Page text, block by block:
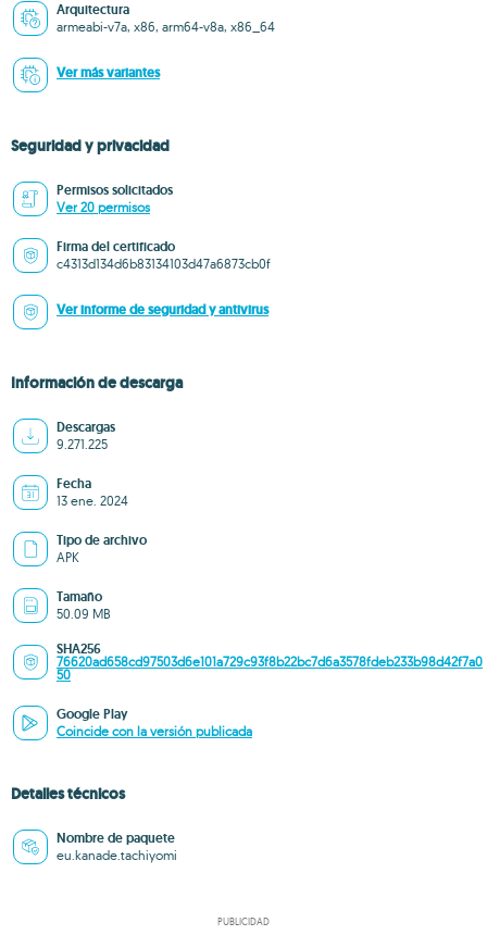
Arquitectura
armeabi-v7a, x86, arm64-v8a, x86_64
Ver más variantes
Seguridad y privacidad
Permisos solicitados
Ver 20 permisos
Firma del certificado
c4313d134d6b83134103d47a6873cb0f
Ver informe de seguridad y antivirus
Información de descarga
Descargas
9.271.225
Fecha
13 ene. 2024
Tipo de archivo
APK
Tamaño
50.09 MB
SHA256
76620ad658cd97503d6e101a729c93f8b22bc7d6a3578fdeb233b98d42f7a0
50
Google Play
Coincide con la versión publicada
Detalles técnicos
Nombre de paquete
eu.kanade.tachiyomi
PUBLICIDAD